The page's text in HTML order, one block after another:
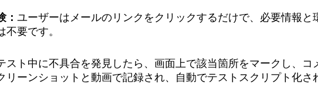
：ユーザーはメールのリンクをクリックするだけで、必要情報と
要です。
スト中に不具合を発見したら、画面上で該当箇所をマークし、
リーンショットと動画で記録され、自動でテストスクリプト化さ